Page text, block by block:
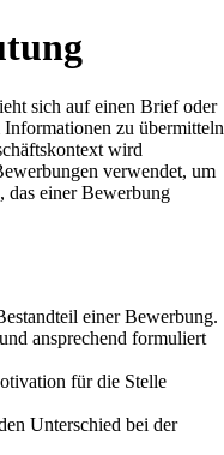
sich auf einen Brief oder
zu übermitteln
wird
verwendet, um
das einer Bewerbung
einer Bewerbung.
ansprechend formuliert
für die Stelle
Unterschied bei der